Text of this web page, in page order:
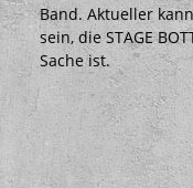
Band. Aktueller
sein, die STAGE
Sache ist.